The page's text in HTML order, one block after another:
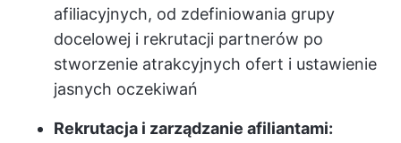
afiliacyjnych, od zdefiniowania grupy
docelowej i rekrutacji partnerów po
stworzenie atrakcyjnych ofert i ustawienie
jasnych oczekiwań
Rekrutacja i zarządzanie afiliantami: